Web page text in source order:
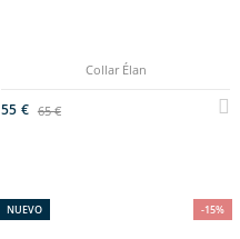
Collar Élan
55 € 65 €
-15%
NUEVO